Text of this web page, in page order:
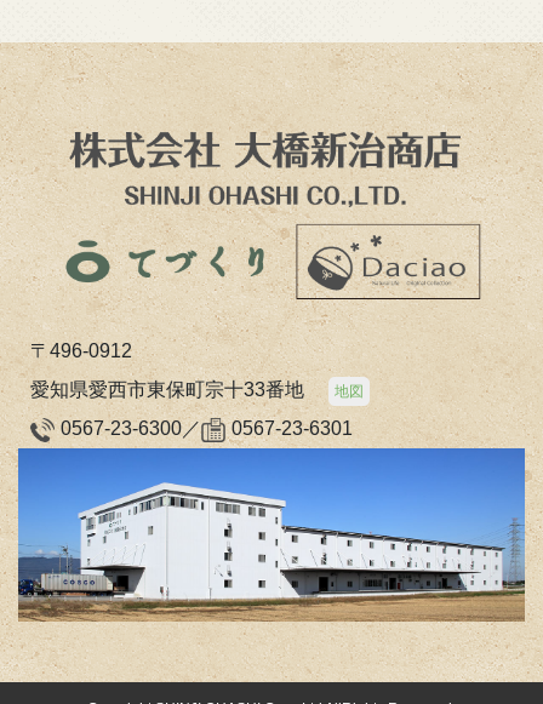
〒496-0912
愛知県愛西市東保町宗十33番地
地図
0567-23-6300／ 0567-23-6301